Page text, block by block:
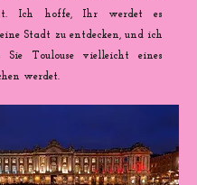
Ich hoffe, Ihr werdet es
Stadt zu entdecken, und ich
Sie Toulouse vielleicht eines
werdet.